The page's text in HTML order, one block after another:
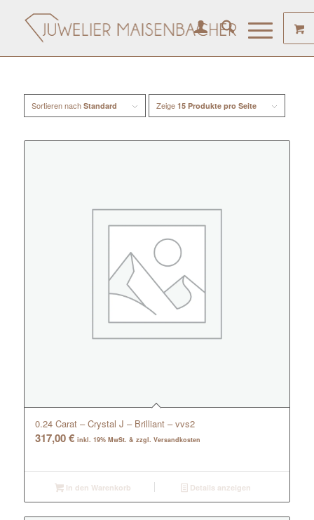
Sortieren nach Standard Zeige 15 Produkte pro Seite
0.24 Carat – Crystal J – Brilliant – vvs2
317,00€ inkl. 19% MwSt. & zzgl. Versandkosten
In den Warenkorb Details anzeigen